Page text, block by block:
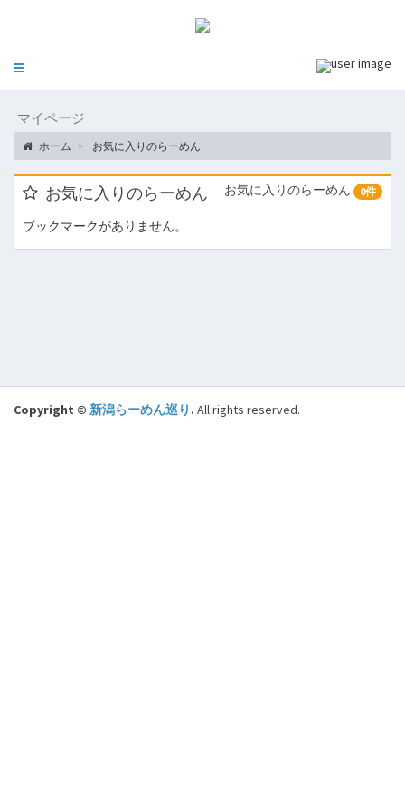
Toggle
マイページ
ホーム お気に入りのらーめん
お気に入りのらーめん お気に入りのらーめん 0件
ブックマークがありません。
Copyright © 新潟らーめん巡り . All rights reserved.